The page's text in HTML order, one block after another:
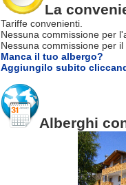
La
Tariffe convenienti.
Nessuna commissione per
Nessuna commissione per il
Manca il tuo albergo?
Aggiungilo subito
Alberghi